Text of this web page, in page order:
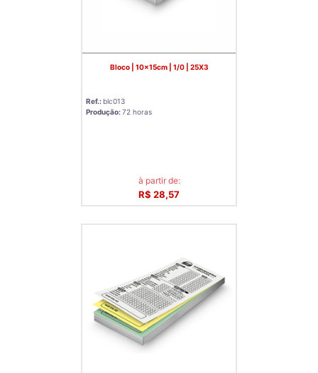
Bloco | 10x15cm | 1/0 | 25X3
Ref.: blc013
Produção:72 horas
à partir de:
R$ 28,57